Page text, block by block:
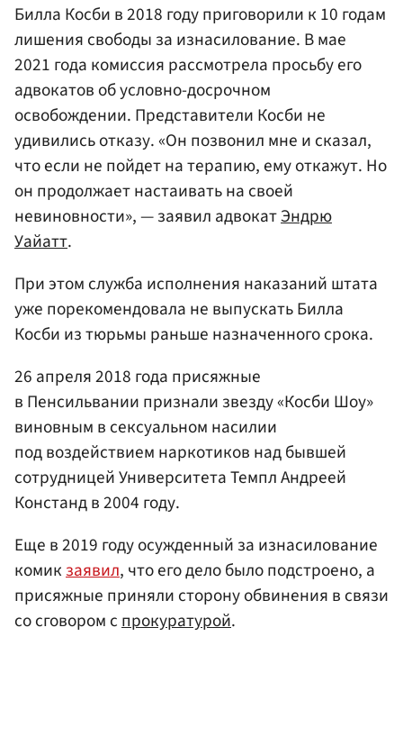
Билла Косби в 2018 году приговорили к 10 годам
лишения свободы за изнасилование. В мае
2021 года комиссия рассмотрела просьбу его
адвокатов об условно-досрочном
освобождении. Представители Косби не
удивились отказу. «Он позвонил мне и сказал,
что если не пойдет на терапию, ему откажут. Но
он продолжает настаивать на своей
невиновности», — заявил адвокатЭндрю
Уайатт.
При этом служба исполнения наказаний штата
уже порекомендовала не выпускать Билла
Косби из тюрьмы раньше назначенного срока.
26 апреля 2018 года присяжные
в Пенсильвании признали звезду «Косби Шоу»
виновным в сексуальном насилии
под воздействием наркотиков над бывшей
сотрудницей Университета Темпл Андреей
Констанд в 2004 году.
Еще в 2019 году осужденный за изнасилование
комикзаявил, что его дело было подстроено, а
присяжные приняли сторону обвинения в связи
со сговором спрокуратурой.